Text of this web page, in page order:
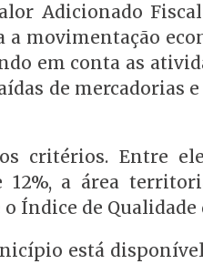
Adicionado
a movimentação
em conta as
de mercadorias
critérios. Entre
12%, a área
Índice de Qualidade
está